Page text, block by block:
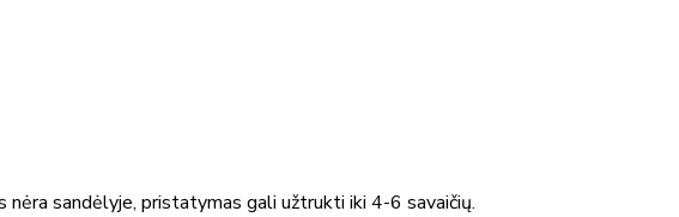
sandėlyje, pristatymas gali užtrukti iki 4-6 savaičių.